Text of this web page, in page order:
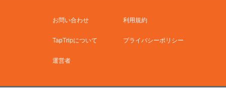
お問い合わせ 利用規約
TapTripについて プライバシーポリシー
運営者